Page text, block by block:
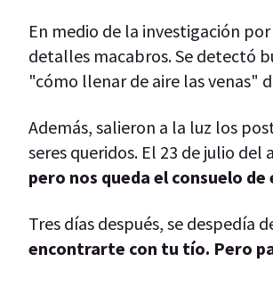
En medio de la investigación
detalles macabros. Se detectó
"cómo llenar de aire las venas"
Además, salieron a la luz los
seres queridos. El 23 de julio del
pero nos queda el consuelo
Tres días después, se despedía
encontrarte con tu tío. Pero